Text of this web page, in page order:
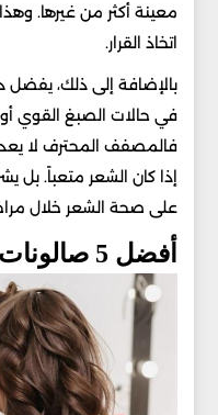
معينة أكثر من غيرها.
اتخاذ القرار.
بالإضافة إلى ذلك، يفضل
في حالات الصبغ القوي أو
فالمصفف المحترف لا
إذا كان الشعر متعباً. بل
على صحة الشعر خلال
أفضل 5 صالونات شعر في بيروت